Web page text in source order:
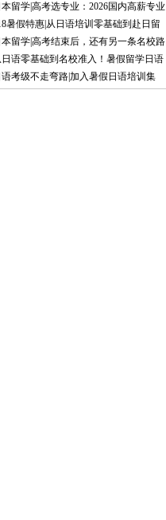
本留学|高考选专业：2026国内高薪专业
暑假特惠|从日语培训零基础到赴日留
本留学|高考结束后，还有另一条名校路
日语零基础到名校准入！暑假留学日语
语考级不走弯路|加入暑假日语培训集